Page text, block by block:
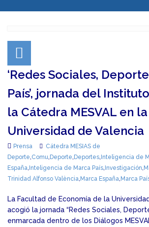
‘Redes Sociales,
País’, jornada del
la Cátedra MESVAL en la
Universidad de Valencia
Prensa
Cátedra MESIAS de
Deporte,Comu, Deporte, Deportes, Inteligencia de
España, Inteligencia de Marca País, Investigación,
Trinidad Alfonso València, Marca España, Marca
La Facultad de Economía de la
acogió la jornada “Redes Sociales,
enmarcada dentro de los Diálogos